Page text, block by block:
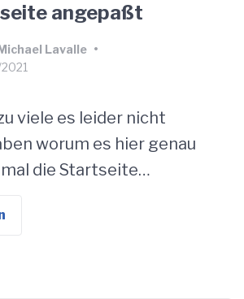
angepaßt
Lavalle •
viele es leider nicht
worum es hier genau
die Startseite…